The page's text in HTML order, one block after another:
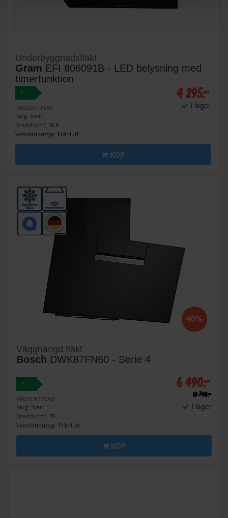
Underbyggnadsfläkt
Gram EFI 806091B - LED belysning med
timerfunktion
A+
PRODUKTBLAD
Färg: Svart
Bredd (cm): 59.8
Ventilationstyp: Frånluft
4 295:-
I lager
KÖP
40%
Vägghängd fläkt
Bosch DWK87FN60 - Serie 4
A+
PRODUKTBLAD
Färg: Svart
Bredd (cm): 79
Ventilationstyp: Frånluft
6 490:-
10 790:-
I lager
KÖP